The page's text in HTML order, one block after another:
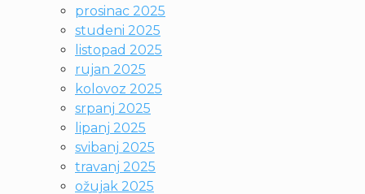
prosinac 2025
studeni 2025
listopad 2025
rujan 2025
kolovoz 2025
srpanj 2025
lipanj 2025
svibanj 2025
travanj 2025
ožujak 2025